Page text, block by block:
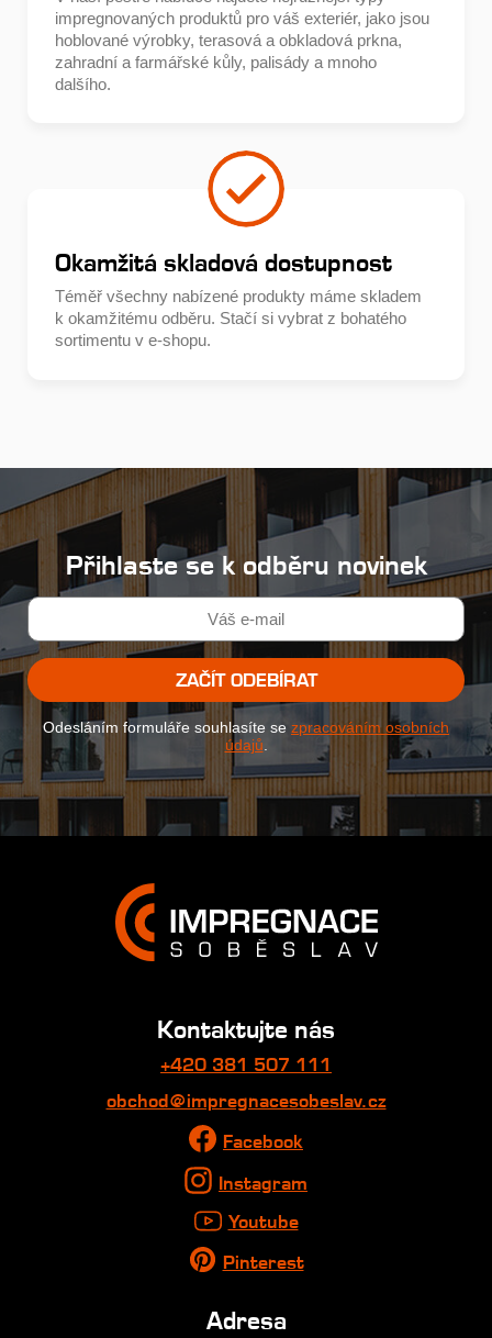
impregnovaných produktů pro váš exteriér, jako jsou
hoblované výrobky, terasová a obkladová prkna,
zahradní a farmářské kůly, palisády a mnoho
dalšího.
Okamžitá skladová dostupnost
Téměř všechny nabízené produkty máme skladem
k okamžitému odběru. Stačí si vybrat z bohatého
sortimentu v e-shopu.
Přihlaste se k odběru novinek
ZAČÍT ODEBÍRAT
Odesláním formuláře souhlasíte se zpracováním osobních
údajů.
Kontaktujte nás
+420 381 507 111
obchod@impregnacesobeslav.cz
Facebook
Instagram
Youtube
Pinterest
Adresa